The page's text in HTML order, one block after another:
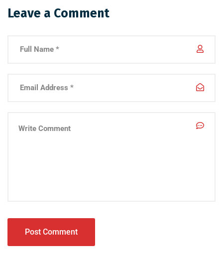
Leave a Comment